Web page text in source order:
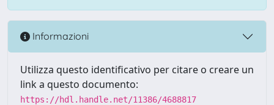
Informazioni
Utilizza questo identificativo per citare o creare un
link a questo documento:
https://hdl.handle.net/11386/4688817